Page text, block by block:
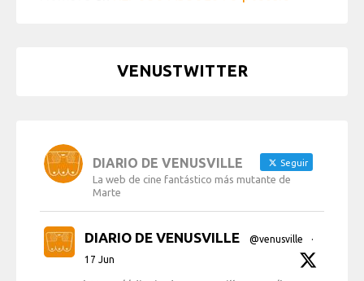
VENUSTWITTER
DIARIO DE VENUSVILLE Seguir
La web de cine fantástico más mutante de
Marte
DIARIO DE VENUSVILLE @venusville
·
17 Jun